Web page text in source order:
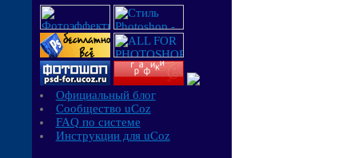
Официальный блог
Сообщество uCoz
FAQ по системе
Инструкции для uCoz